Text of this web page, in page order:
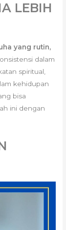
LEBIH
yang rutin,
dalam
spiritual,
kehidupan
bisa
ini dengan